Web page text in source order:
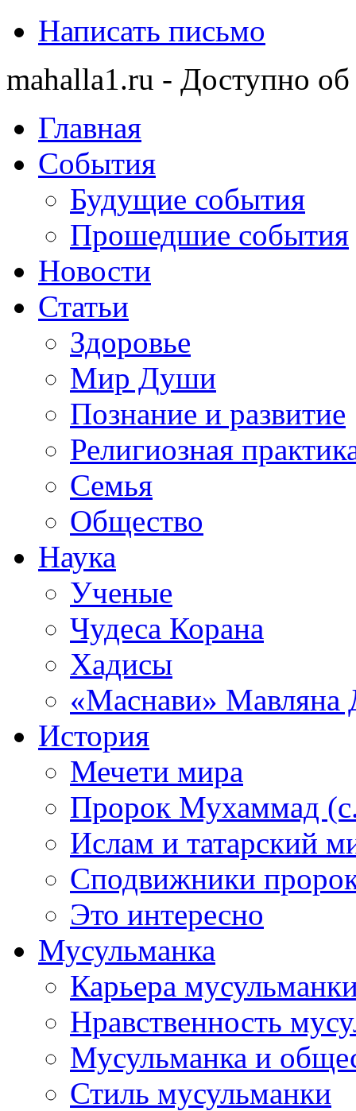
Написать письмо
mahalla1.ru - Доступно об
Главная
События
Будущие события
Прошедшие события
Новости
Статьи
Здоровье
Мир Души
Познание и развитие
Религиозная
Семья
Общество
Наука
Ученые
Чудеса Корана
Хадисы
«Маснави» Мавляна
История
Мечети мира
Пророк Мухаммад
Ислам и татарский
Сподвижники
Это интересно
Мусульманка
Карьера
Нравственность
Мусульманка и
Стиль мусульманки